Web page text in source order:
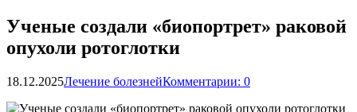
Ученые создали «биопортрет» раковой
опухоли ротоглотки
18.12.2025Лечение болезнейКомментарии: 0